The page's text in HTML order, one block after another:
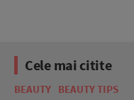
Cele mai citite
BEAUTY BEAUTY TIPS